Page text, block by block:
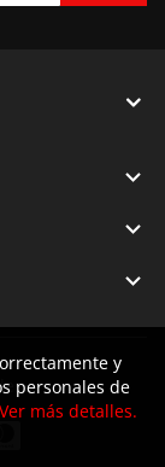
y
personales de
Ver más detalles.

y
personales de
Ver más detalles.

